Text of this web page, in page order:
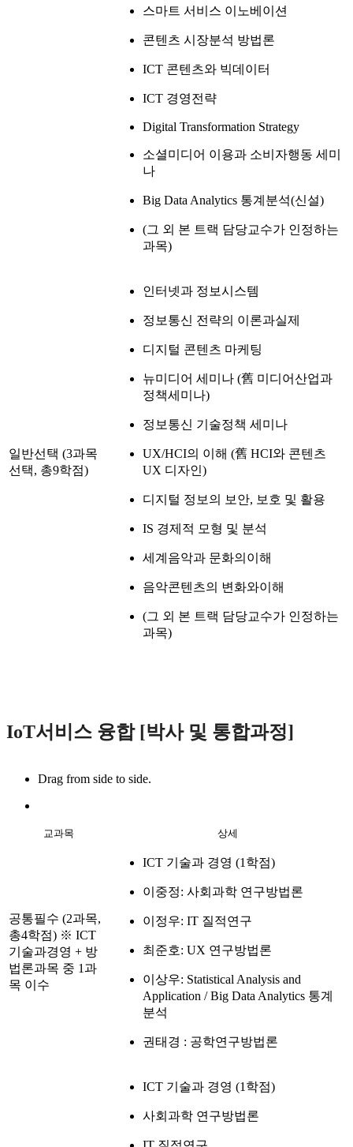
스마트 서비스 이노베이션
콘텐츠 시장분석 방법론
ICT 콘텐츠와 빅데이터
ICT 경영전략
Digital Transformation Strategy
소셜미디어 이용과 소비자행동 세미
나
Big Data Analytics 통계분석(신설)
(그 외 본 트랙 담당교수가 인정하는
과목)
일반선택 (3과목
선택, 총9학점)
인터넷과 정보시스템
정보통신 전략의 이론과실제
디지털 콘텐츠 마케팅
뉴미디어 세미나 (舊 미디어산업과
정책세미나)
정보통신 기술정책 세미나
UX/HCI의 이해 (舊 HCI와 콘텐츠
UX 디자인)
디지털 정보의 보안, 보호 및 활용
IS 경제적 모형 및 분석
세계음악과 문화의이해
음악콘텐츠의 변화와이해
(그 외 본 트랙 담당교수가 인정하는
과목)
IoT서비스 융합 [박사 및 통합과정]
Drag from side to side.
교과목 상세
공통필수 (2과목,
총4학점) ※ ICT
기술과경영 + 방
법론과목 중 1과
목 이수
ICT 기술과 경영 (1학점)
이중정: 사회과학 연구방법론
이정우: IT 질적연구
최준호: UX 연구방법론
이상우: Statistical Analysis and
Application / Big Data Analytics 통계
분석
권태경 : 공학연구방법론
ICT 기술과 경영 (1학점)
사회과학 연구방법론